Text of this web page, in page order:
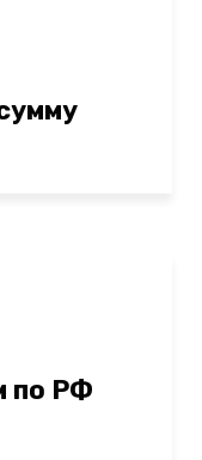
по РФ